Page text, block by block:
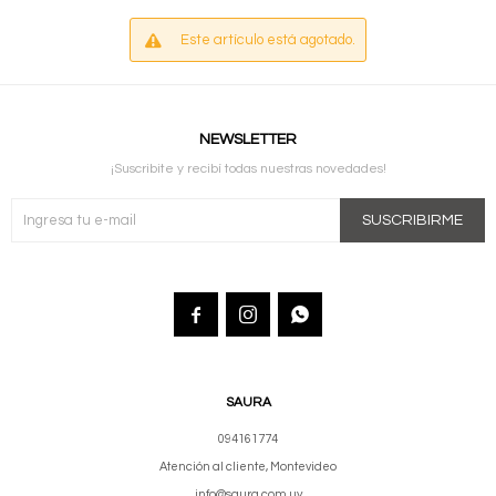
Este artículo está agotado.
SAURA
094161774
Atención al cliente, Montevideo
NEWSLETTER
¡Suscribite y recibí todas nuestras novedades!
SUSCRIBIRME
  